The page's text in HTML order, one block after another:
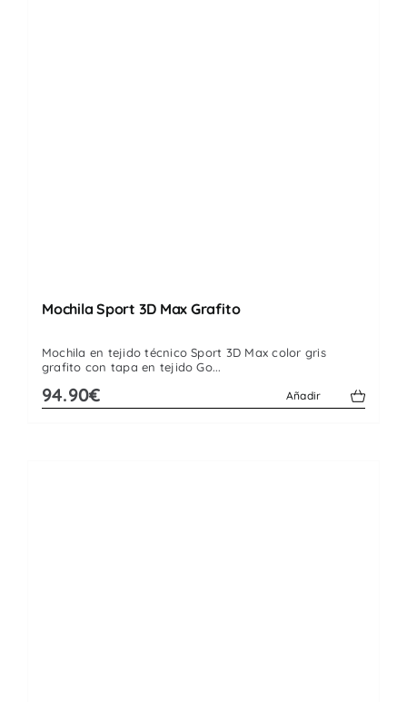
Mochila Sport 3D Max Grafito
Mochila en tejido técnico Sport 3D Max color gris
grafito con tapa en tejido Go...
94.90€ Añadir